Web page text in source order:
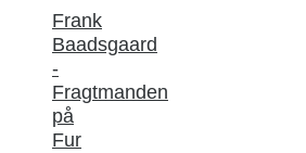
Frank
Baadsgaard
-
Fragtmanden
på
Fur